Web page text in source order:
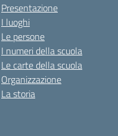
Presentazione
I luoghi
Le persone
I numeri della scuola
Le carte della scuola
Organizzazione
La storia